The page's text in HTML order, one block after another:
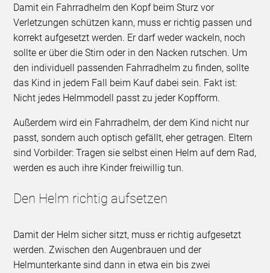
Damit ein Fahrradhelm den Kopf beim Sturz vor
Verletzungen schützen kann, muss er richtig passen und
korrekt aufgesetzt werden. Er darf weder wackeln, noch
sollte er über die Stirn oder in den Nacken rutschen. Um
den individuell passenden Fahrradhelm zu finden, sollte
das Kind in jedem Fall beim Kauf dabei sein. Fakt ist:
Nicht jedes Helmmodell passt zu jeder Kopfform.
Außerdem wird ein Fahrradhelm, der dem Kind nicht nur
passt, sondern auch optisch gefällt, eher getragen. Eltern
sind Vorbilder: Tragen sie selbst einen Helm auf dem Rad,
werden es auch ihre Kinder freiwillig tun.
Den Helm richtig aufsetzen
Damit der Helm sicher sitzt, muss er richtig aufgesetzt
werden. Zwischen den Augenbrauen und der
Helmunterkante sind dann in etwa ein bis zwei